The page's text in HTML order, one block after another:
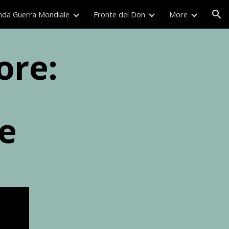
Guerra Mondiale Fronte del Don More